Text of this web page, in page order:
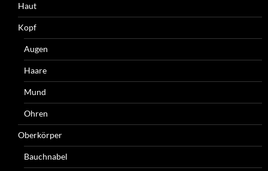
Haut
Kopf
Augen
Haare
Mund
Ohren
Oberkörper
Bauchnabel